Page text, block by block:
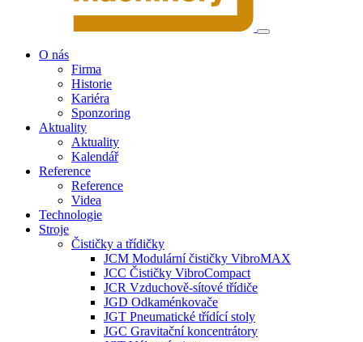
O nás
Firma
Historie
Kariéra
Sponzoring
Aktuality
Aktuality
Kalendář
Reference
Reference
Videa
Technologie
Stroje
Čističky a třídičky
JCM Modulární čističky VibroMAX
JCC Čističky VibroCompact
JCR Vzduchově-sítové třídiče
JGD Odkaménkovače
JGT Pneumatické třídící stoly
JGC Gravitační koncentrátory